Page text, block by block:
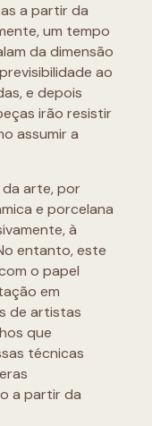
a partir da
um tempo
da dimensão
ao
e depois
irão resistir
assumir a
arte, por
e porcelana
à
entanto, este
o papel
em
de artistas
que
técnicas
a partir da